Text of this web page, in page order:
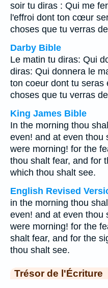
soir tu diras : Qui me
l'effroi dont ton cœur
choses que tu verras
Darby Bible
Le matin tu diras: Qui
diras: Qui donnera le
ton coeur dont tu seras
choses que tu verras
King James Bible
In the morning thou
even! and at even thou
were morning! for the
thou shalt fear, and for
which thou shalt see.
English Revised
in the morning thou
even! and at even thou
were morning! for the
shalt fear, and for the
thou shalt see.
Trésor de l'Écriture